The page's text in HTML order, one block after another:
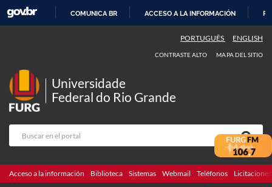
CONTENIDO
COMUNICA BR ACCESO A LA INFORMACIÓN
PORTUGUÊS ENGLISH
CONTRASTE ALTO MAPA DEL SITIO
Universidade
Federal do Rio Grande
Acceso a la información Biblioteca Sistemas Webmail Teléfonos Licitaciones